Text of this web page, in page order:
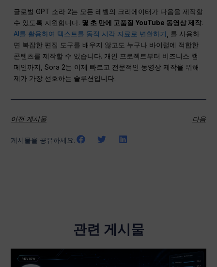
글로벌 GPT 소라 2는 모든 레벨의 크리에이터가 다음을 제작할
수 있도록 지원합니다. 몇 초 만에 고품질 YouTube 동영상 제작.
AI를 활용하여 텍스트를 동적 시각 자료로 변환하기
, 를 사용하
면 복잡한 편집 도구를 배우지 않고도 누구나 바이럴에 적합한
콘텐츠를 제작할 수 있습니다. 개인 프로젝트부터 비즈니스 캠
페인까지, Sora 2는 이제 빠르고 전문적인 동영상 제작을 위해
제가 가장 선호하는 솔루션입니다.
이전 게시물 다음
게시물을 공유하세요:
관련 게시물